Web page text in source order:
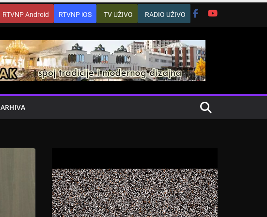
RTVNP Android RTVNP iOS TV UŽIVO RADIO UŽIVO
ARHIVA